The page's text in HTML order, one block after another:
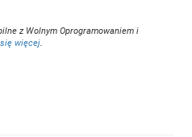
z Wolnym Oprogramowaniem i
więcej.